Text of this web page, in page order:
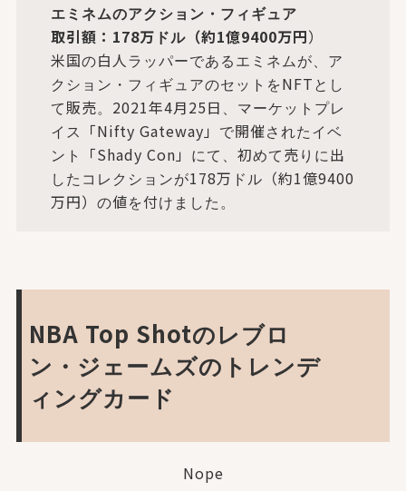
エミネムのアクション・フィギュア
取引額：178万ドル（約1億9400万円）
米国の白人ラッパーであるエミネムが、ア
クション・フィギュアのセットをNFTとし
て販売。2021年4月25日、マーケットプレ
イス「Nifty Gateway」で開催されたイベ
ント「Shady Con」にて、初めて売りに出
したコレクションが178万ドル（約1億9400
万円）の値を付けました。
NBA Top Shotのレブロ
ン・ジェームズのトレンデ
ィングカード
Nope